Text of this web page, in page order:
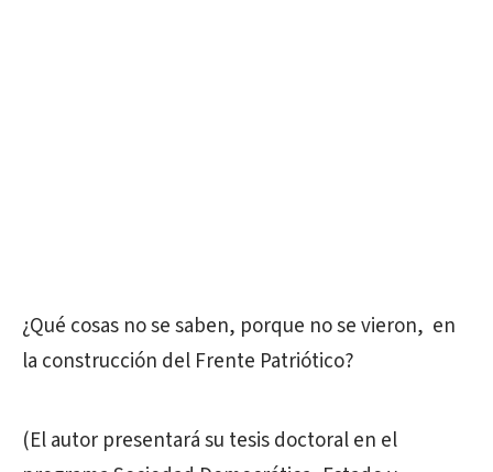
¿Qué cosas no se saben, porque no se vieron, en
la construcción del Frente Patriótico?
(El autor presentará su tesis doctoral en el